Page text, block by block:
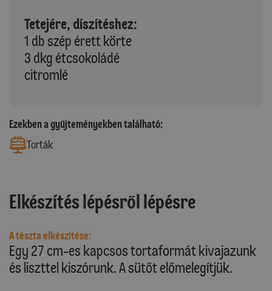
Tetejére, díszítéshez:
1 db szép érett körte
3 dkg étcsokoládé
citromlé
Ezekben a gyűjteményekben található:
Torták
Elkészítés lépésről lépésre
A tészta elkészítése:
Egy 27 cm-es kapcsos tortaformát kivajazunk
és liszttel kiszórunk. A sütőt előmelegítjük.